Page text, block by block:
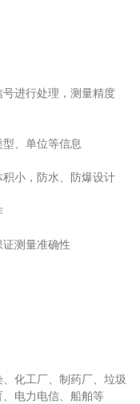
进行处理，测量精度
、单位等信息
小，防水、防爆设计
测量准确性
化工厂、制药厂、垃圾
电力电信、船舶等